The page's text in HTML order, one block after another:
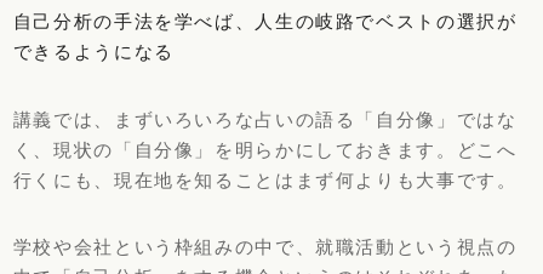
自己分析の手法を学べば、人生の岐路でベストの選択が
できるようになる
講義では、まずいろいろな占いの語る「自分像」ではな
く、現状の「自分像」を明らかにしておきます。どこへ
行くにも、現在地を知ることはまず何よりも大事です。
学校や会社という枠組みの中で、就職活動という視点の